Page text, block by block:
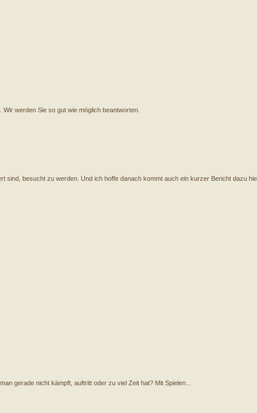
werden Sie so gut wie möglich beantworten.
sind, besucht zu werden. Und ich hoffe danach kommt auch ein kurzer Bericht dazu
gerade nicht kämpft, auftritt oder zu viel Zeit hat? Mit Spielen...